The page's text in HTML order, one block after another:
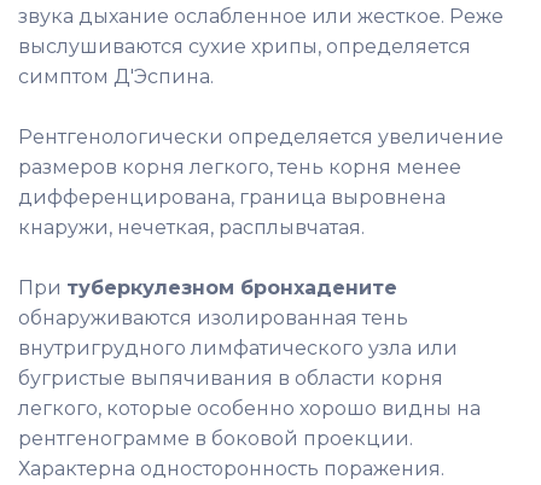
звука дыхание ослабленное или жесткое. Реже
выслушиваются сухие хрипы, определяется
симптом Д'Эспина.
Рентгенологически определяется увеличение
размеров корня легкого, тень корня менее
дифференцирована, граница выровнена
кнаружи, нечеткая, расплывчатая.
При туберкулезном бронхадените
обнаруживаются изолированная тень
внутригрудного лимфатического узла или
бугристые выпячивания в области корня
легкого, которые особенно хорошо видны на
рентгенограмме в боковой проекции.
Характерна односторонность поражения.